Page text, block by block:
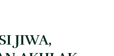
JIWA,